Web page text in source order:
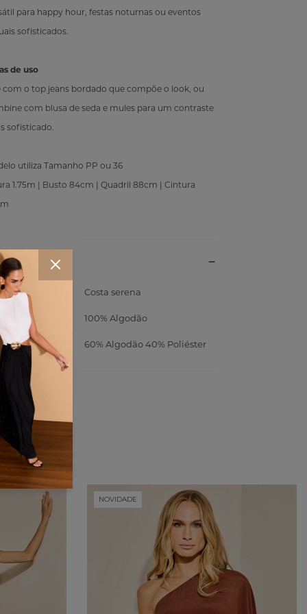
para happy hour, festas noturnas ou eventos
sofisticados.
de uso
com o top jeans bordado que compõe o look, ou
com blusa de seda e mules para um contraste
sofisticado.
utiliza Tamanho PP ou 36
1.75m | Busto 84cm | Quadril 88cm | Cintura
Costa serena
100% Algodão
60% Algodão 40% Poliéster
NOVIDADE